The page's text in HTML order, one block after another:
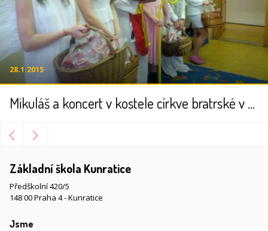
28.1.2015
Mikuláš a koncert v kostele církve bratrské v Šeberově
Základní škola Kunratice
Předškolní 420/5
148 00 Praha 4 - Kunratice
Jsme